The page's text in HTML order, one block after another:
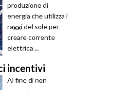
produzione di
energia che utilizza i
raggi del sole per
creare corrente
elettrica ...
incentivi
Al fine di non